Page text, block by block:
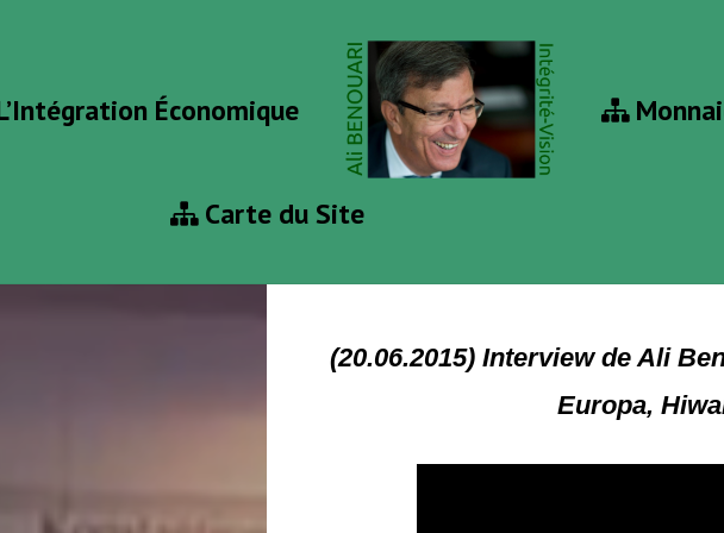
Économique
Carte du Site
(20.06.2015) Interview de Ali
Europa,